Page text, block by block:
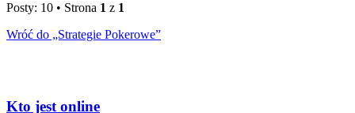
Posty: 10 • Strona 1 z 1
Wróć do „Strategie Pokerowe”
Kto jest online